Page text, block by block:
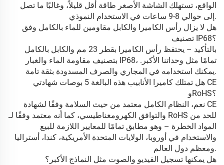
الواقع، تستهلك الشاشة الأصغر طاقة أقل قليلاً، وغالبًا ما تصل
إلى حوالي 8-9 ساعات في الاستخدام النموذي.
هل لا يزال رأس الكاميرا والكابل مقاومين للماء بالكامل وفق
تصنيف IP68؟
بالتأكيد – يحتفظ رأس الكاميرا بقطر 23 مم والكابل بالكامل
بتصنيف مقاومة الماء والغبار IP68، تمامًا مثل وحداتنا الأكبر.
يمكنك استخدامه في المجاري والصرف المسدودة بثقة تامة.
هل تمتلك كاميرا الأنابيب هذه البالغة 5 بوصات شهادتي CE
وRoHS؟
نعم، النظام الكامل معتمد من حيث السلامة وفقًا لشهادة CE
والتوافق الكهرومغناطيسي، كما أنه معتمد وفقًا لـ RoHS للحد من
المواد الخطرة – وهو مطابق تمامًا للمعايير اللازمة للبيع
والاستخدام في أوروبا، الولايات المتحدة الأمريكية، كندا، أستراليا
ومعظم دول العالم.
هل يمكنها تسجيل الفيديو والصوت مثل النماذج الأكبر؟